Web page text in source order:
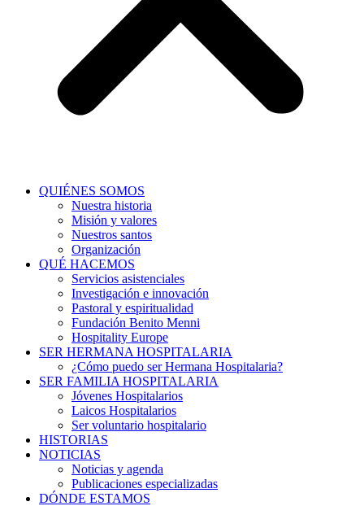
QUIÉNES SOMOS
Nuestra historia
Misión y valores
Nuestros santos
Organización
QUÉ HACEMOS
Servicios asistenciales
Investigación e innovación
Pastoral y espiritualidad
Fundación Benito Menni
Hospitality Europe
SER HERMANA HOSPITALARIA
¿Cómo puedo ser Hermana Hospitalaria?
SER FAMILIA HOSPITALARIA
Jóvenes Hospitalarios
Laicos Hospitalarios
Ser voluntario hospitalario
HISTORIAS
NOTICIAS
Noticias y agenda
Publicaciones especializadas
DÓNDE ESTAMOS